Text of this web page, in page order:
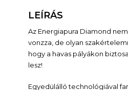
LEÍRÁS
Az Energiapura Diamond
vonzza, de olyan
hogy a havas pályákon
lesz!
Egyedülálló technológiával